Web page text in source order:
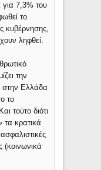
για 7,3% του
το
κυβέρνησης,
ληφθεί.
την
στην Ελλάδα
το
τούτο διότι
κρατικά
(κοινωνικά